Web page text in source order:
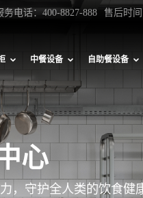
务电话：400-8827-888 售后时
中餐设备 自助餐设备
心
，守护全人类的饮食健